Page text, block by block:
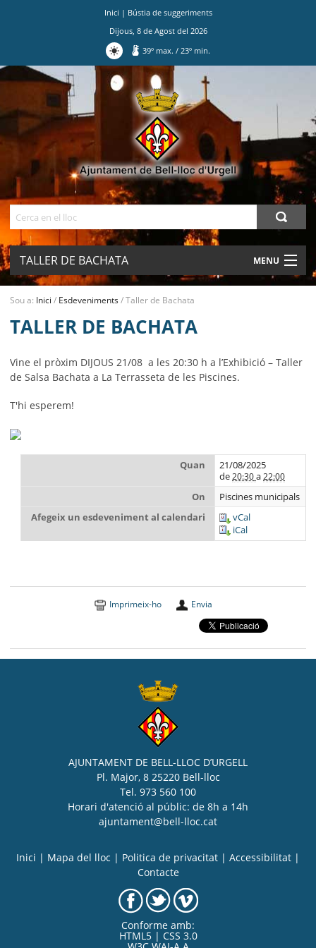
Inici | Bústia de suggeriments
Dijous, 8de Agostdel 2026
39º max./ 23º min.
TALLER DE BACHATA MENU
MUNICIPI
BELL-LLOC SOLUCIONA
Sou a: Inici / Esdeveniments/Taller de Bachata
TALLER DE BACHATA
Vine el pròxim DIJOUS 21/08 a les 20:30 h a l’Exhibició – Taller
de Salsa Bachata a La Terrasseta de les Piscines.
T'hi esperem!
Quan
21/08/2025
de20:30 a22:00
On
Piscines municipals
Afegeix un esdeveniment al calendari
vCal
iCal
Imprimeix-ho Envia
AJUNTAMENT DE BELL-LLOC D’URGELL
Pl. Major, 8 25220 Bell-lloc
Tel. 973 560 100
Horari d'atenció al públic: de 8h a 14h
ajuntament@bell-lloc.cat
Inici | Mapa del lloc | Politica de privacitat | Accessibilitat |
Contacte
Conforme amb:
HTML5 | CSS 3.0